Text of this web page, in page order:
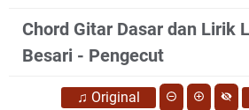
Chord Gitar Dasar dan Lirik
Besari - Pengecut
♫ Original